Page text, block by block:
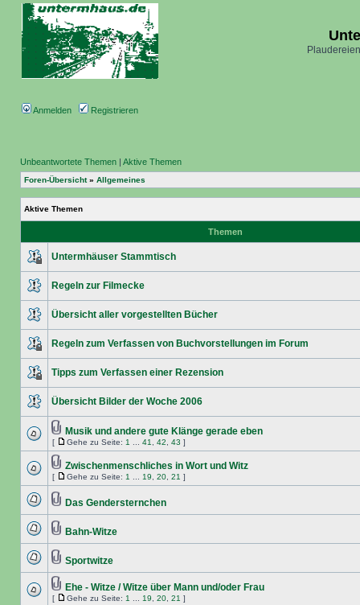
Anmelden Registrieren
Unbeantwortete Themen | Aktive Themen
Foren-Übersicht» Allgemeines
Aktive Themen
Themen
Untermhäuser Stammtisch
Regeln zur Filmecke
Übersicht aller vorgestellten Bücher
Regeln zum Verfassen von Buchvorstellungen im Forum
Tipps zum Verfassen einer Rezension
Übersicht Bilder der Woche 2006
Musik und andere gute Klänge gerade eben
[ Gehe zu Seite: 1 41 42 43 ]
Zwischenmenschliches in Wort und Witz
[ Gehe zu Seite: 1 19 20 21 ]
Das Gendersternchen
Bahn-Witze
Sportwitze
Ehe - Witze / Witze über Mann und/oder Frau
[ Gehe zu Seite: 1 19 20 21 ]